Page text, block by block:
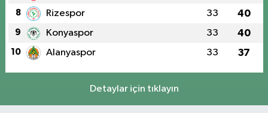
8 Rizespor 33 40
9 Konyaspor 33 40
10 Alanyaspor 33 37
Detaylar için tıklayın